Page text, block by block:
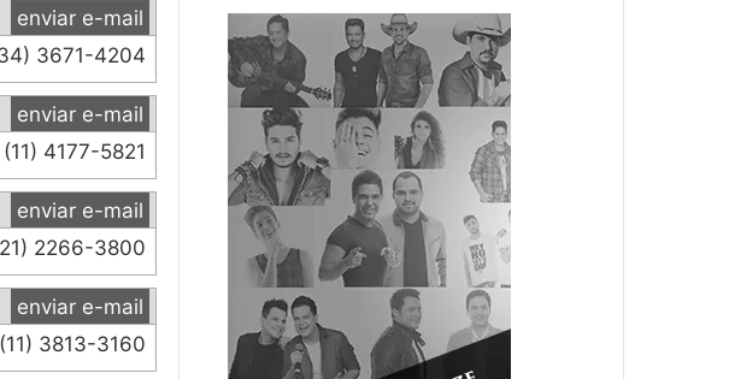
enviar e-mail
3671-4204
enviar e-mail
(11) 4177-5821
enviar e-mail
2266-3800
enviar e-mail
(11) 3813-3160